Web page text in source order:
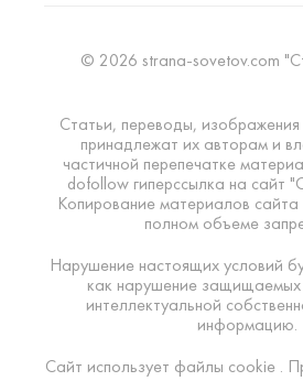
© 2026 strana-sovetov.com
Статьи, переводы,
принадлежат их авторам и
частичной перепечатке
dofollow гиперссылка на сайт
Копирование материалов
полном объеме
Нарушение настоящих условий
как нарушение защищаемых
интеллектуальной
информацию.
Сайт использует файлы cookie .